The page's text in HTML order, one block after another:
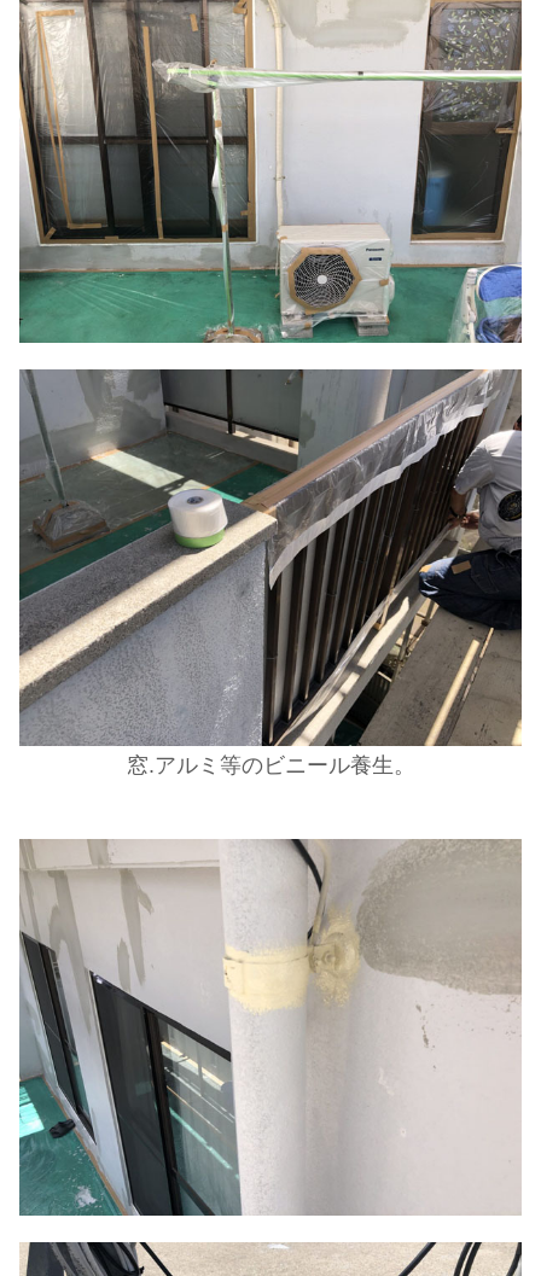
窓.アルミ等のビニール養生。